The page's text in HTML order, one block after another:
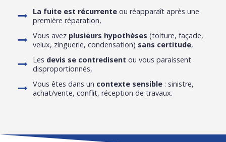
La fuite est récurrente ou réapparaît après une
première réparation,
Vous avez plusieurs hypothèses (toiture, façade,
velux, zinguerie, condensation) sans certitude,
Les devis se contredisent ou vous paraissent
disproportionnés,
Vous êtes dans un contexte sensible : sinistre,
achat/vente, conflit, réception de travaux.